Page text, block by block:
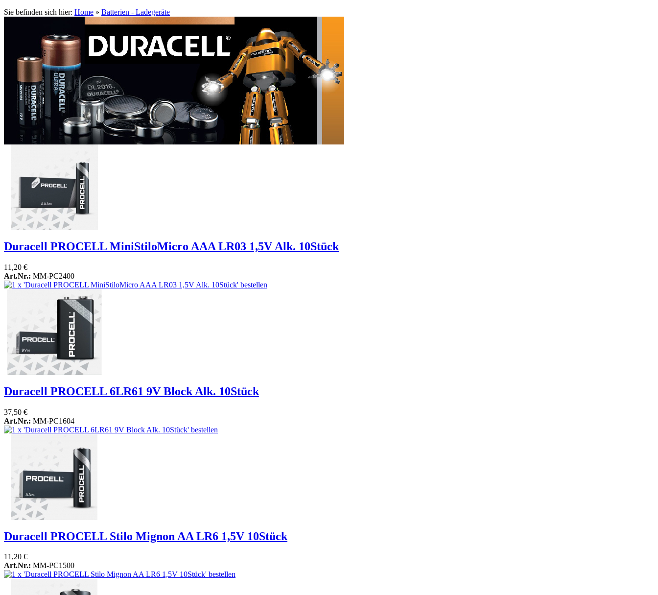
Sie befinden sich hier: Home » Batterien - Ladegeräte
Duracell PROCELL MiniStiloMicro AAA LR03 1,5V Alk. 10Stück
11,20 €
Art.Nr.: MM-PC2400
Duracell PROCELL 6LR61 9V Block Alk. 10Stück
37,50 €
Art.Nr.: MM-PC1604
Duracell PROCELL Stilo Mignon AA LR6 1,5V 10Stück
11,20 €
Art.Nr.: MM-PC1500